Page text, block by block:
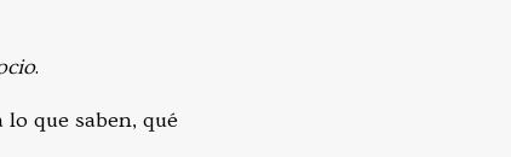
.
que saben, qué